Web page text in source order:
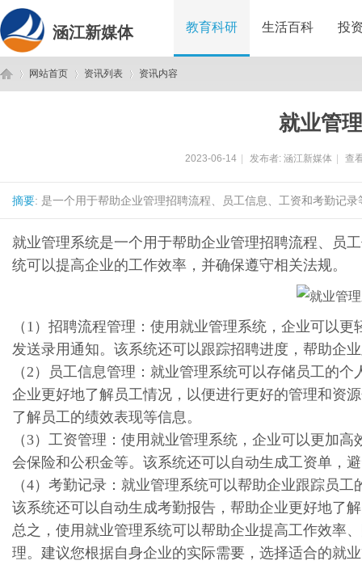
涵江新媒体 教育科研 生活百科 投
网站首页 资讯列表 资讯内容
就业管
2023-06-14 发布者: 涵江新媒体 查
摘要: 是一个用于帮助企业管理招聘流程、员工信息、工资和考勤记
就业管理系统是一个用于帮助企业管理招聘流程、员
统可以提高企业的工作效率，并确保遵守相关法规。
（1）招聘流程管理： 使用就业管理系统 ，企业可以
发送录用通知。该系统还可以跟踪招聘进度，帮助企
（2）
员工信息管理： 就业管理系统可以存储员工的个
企业更好地了解员工情况，以便进行更好的管理和资
了解员工的绩效表现等信息。
（3） 工资管理： 使用就业管理系统，企业可以更加
会保险和公积金等。该系统还可以自动生成工资单，
（4） 考勤记录： 就业管理系统可以帮助企业跟踪员
该系统还可以自动生成考勤报告，帮助企业更好地了
总之，使用就业管理系统可以帮助企业提高工作效率
理。建议您根据自身企业的实际需要，选择适合的就